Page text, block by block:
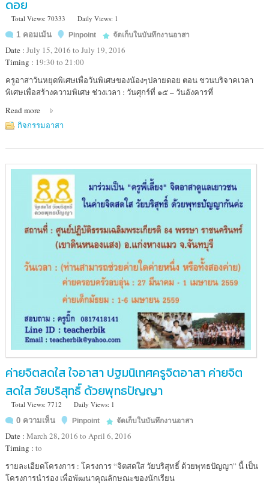
ดอย
Total Views: 70333
Daily Views: 1
1 คอมเม้น
Pinpoint จัดเก็บในบันทึกงานอาสา
Date : July 15, 2016 to July 19, 2016
Timing : 19:30 to 21:00
Location
:
แม่
เหว่
อำเภอ
ท่าสองยาง
ครูอาสาวันหยุดพิเศษเพื่อวันพิเศษของน้องๆปลายดอย ตอน ชวนบริจาคเวลา
พิเศษเพื่อสร้างความพิเศษ ช่วงเวลา : วันศุกร์ที่ ๑๕ – วันอังคารที่
Read more
กิจกรรมอาสา
ค่ายจิตสดใส ใจอาสา ปฐมนิเทศครูจิตอาสา ค่ายจิต
สดใส วัยบริสุทธิ์ ด้วยพุทธปัญญา
Total Views: 7712
Daily Views: 1
0 ความเห็น
Pinpoint จัดเก็บในบันทึกงานอาสา
Date : March 28, 2016 to April 6, 2016
Timing : to
Location
:
รายละเอียดโครงการ : โครงการ “จิตสดใส วัยบริสุทธิ์ ด้วยพุทธปัญญา” นี้ เป็น
โครงการนำร่อง เพื่อพัฒนาคุณลักษณะของนักเรียน